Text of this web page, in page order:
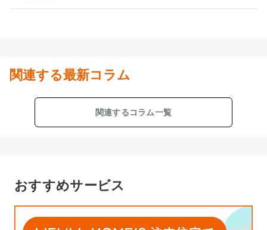
関連する最新コラム
関連するコラム一覧
おすすめサービス